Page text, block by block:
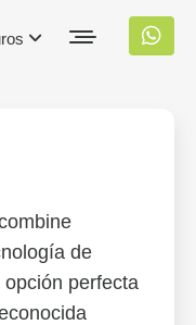
de
perfecta